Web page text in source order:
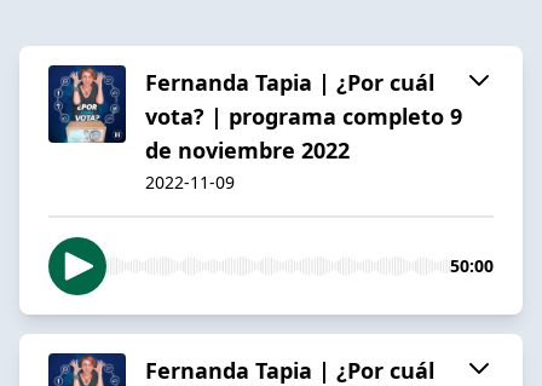
Fernanda Tapia | ¿Por cuál
vota? | programa completo 9
de noviembre 2022
2022-11-09
50:00
Fernanda Tapia | ¿Por cuál